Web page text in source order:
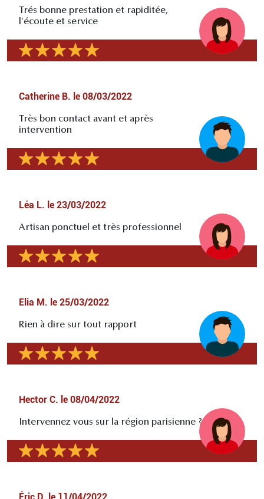
Trés bonne prestation et rapiditée,
l'écoute et service
Catherine B. le 08/03/2022
Très bon contact avant et après
intervention
Léa L. le 23/03/2022
Artisan ponctuel et très professionnel
Elia M. le 25/03/2022
Rien à dire sur tout rapport
Hector C. le 08/04/2022
Intervennez vous sur la région parisienne ?